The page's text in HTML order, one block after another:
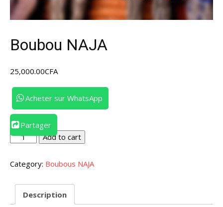
Boubou NAJA
25,000.00CFA
Acheter sur WhatsApp
Partager
Boubou
NAJA
Add to cart
Category: Boubous NAJA
Description